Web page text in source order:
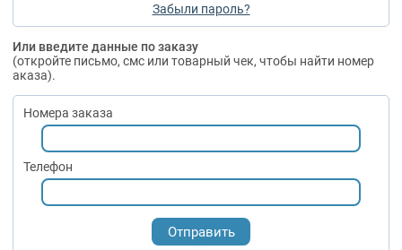
Забыли пароль?
Или введите данные по заказу
(откройте письмо, смс или товарный чек, чтобы найти номер
аказа).
Номера заказа
Телефон